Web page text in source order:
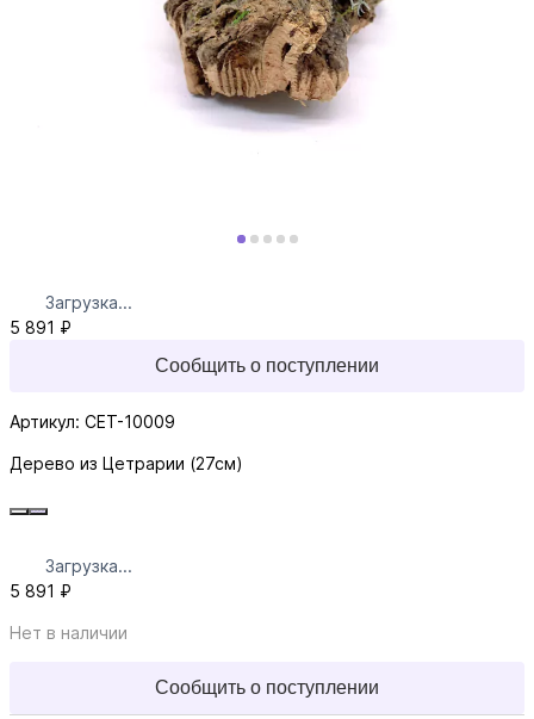
Загрузка...
5 891 ₽
Сообщить о поступлении
Артикул: CET-10009
Дерево из Цетрарии (27см)
Загрузка...
5 891 ₽
Нет в наличии
Сообщить о поступлении